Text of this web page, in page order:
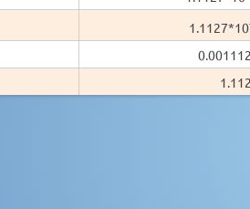
1.1127*10